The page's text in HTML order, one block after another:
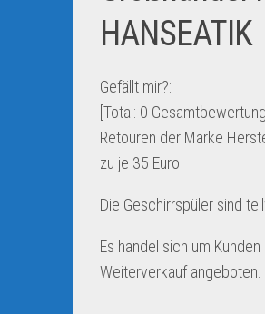
HANSEATIK
Gefällt mir?:
[Total: 0
Retouren der Marke
zu je 35 Euro
Die Geschirrspüler sind
Es handel sich um
Weiterverkauf